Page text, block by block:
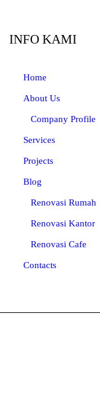
INFO KAMI
Home
About Us
Company Profile
Services
Projects
Blog
Renovasi Rumah
Renovasi Kantor
Renovasi Cafe
Contacts